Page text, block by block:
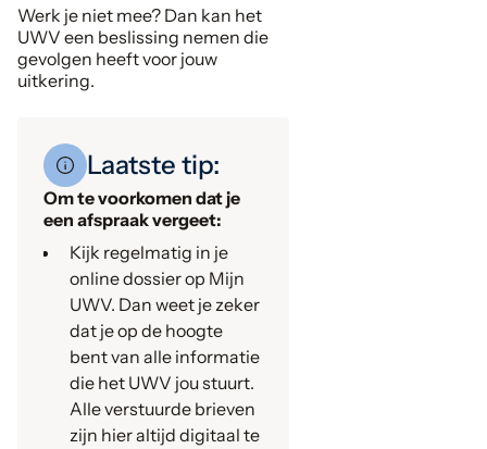
Werk je niet mee? Dan kan het
UWV een beslissing nemen die
gevolgen heeft voor jouw
uitkering.
Laatste tip:
Om te voorkomen dat je
een afspraak vergeet:
Kijk regelmatig in je
online dossier op Mijn
UWV. Dan weet je zeker
dat je op de hoogte
bent van alle informatie
die het UWV jou stuurt.
Alle verstuurde brieven
zijn hier altijd digitaal te